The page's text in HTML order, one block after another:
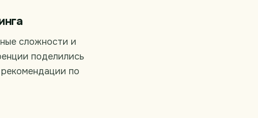
сложности и
поделились
по